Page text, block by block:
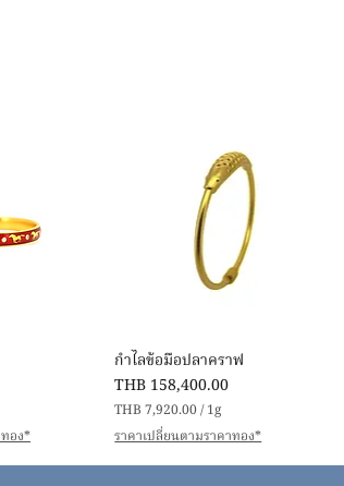
อง*
快速瀏覽
กำไลข้อมือปลาคราฟ
價格
THB 158,400.00
THB 7,920.00/1g
每
1
公
ราคาเปลี่ยนตามราคาทอง*